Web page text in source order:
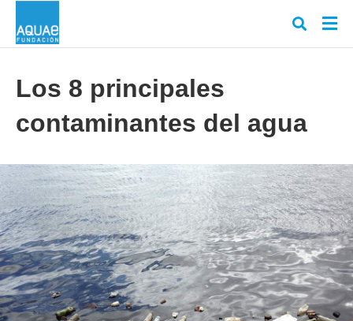
y
en
Los 8 principales
contaminantes del agua